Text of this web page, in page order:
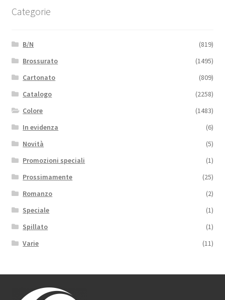
Categorie
B/N
(819)
Brossurato
(1495)
Cartonato
(809)
Catalogo
(2258)
Colore
(1483)
In evidenza
(6)
Novità
(5)
Promozioni speciali
(1)
Prossimamente
(25)
Romanzo
(2)
Speciale
(1)
Spillato
(1)
Varie
(11)